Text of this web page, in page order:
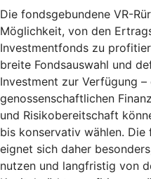
Die fondsgebundene VR-
Möglichkeit, von den
Investmentfonds zu
breite Fondsauswahl und
Investment zur Verfügung
genossenschaftlichen
und Risikobereitschaft
bis konservativ wählen. Die
eignet sich daher
nutzen und langfristig von